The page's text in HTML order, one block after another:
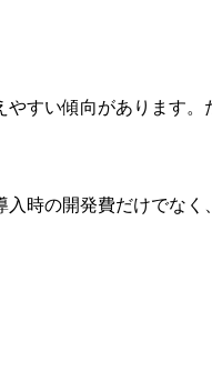
すい傾向があります
時の開発費だけでなく